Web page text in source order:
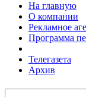
На главную
О компании
Рекламное
Программа
Телегазета
Архив